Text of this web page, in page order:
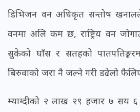
डिभिजन वन अधिकृत सन्तोष खनालले
वनमा अलि कम छ, राष्ट्रिय वन
सुकेको घाँस र सतहको
बिरुवाको जरा नै जल्ने गरी डढेलो
म्याग्दीको २ लाख २९ हजार ७ सय ६